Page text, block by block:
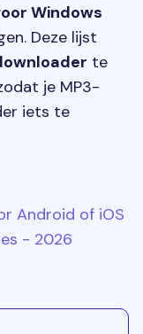
Windows
Deze lijst
te
je MP3-
iets te
Android of iOS
- 2026